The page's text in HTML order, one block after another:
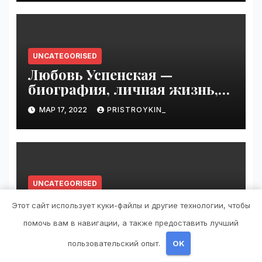
известность и интересные
факты из личной жизни!
UNCATEGORISED
Любовь Успенская —
биография, личная жизнь,
достижения
МАР 17, 2022 PRISTROYKIN_
UNCATEGORISED
Причины возникновения
липомы в почке: как
справиться с болезнью
Этот сайт использует куки-файлы и другие технологии, чтобы
помочь вам в навигации, а также предоставить лучший
пользовательский опыт. OK